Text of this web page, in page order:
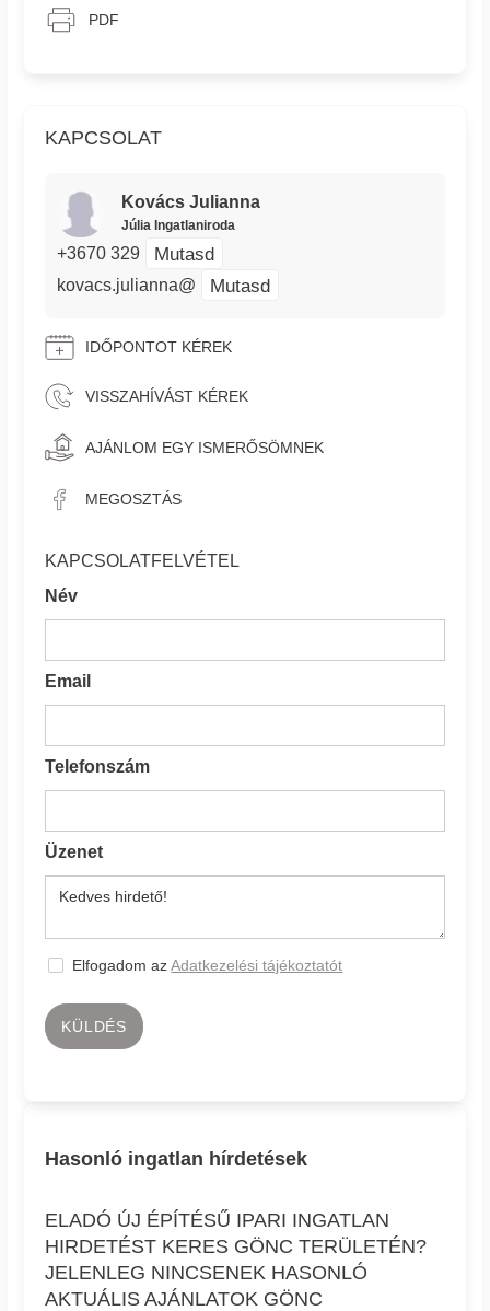
KAPCSOLAT
Kovács Julianna
Júlia Ingatlaniroda
+3670 329 Mutasd
kovacs.julianna@ Mutasd
IDŐPONTOT KÉREK
VISSZAHÍVÁST KÉREK
AJÁNLOM EGY ISMERŐSÖMNEK
MEGOSZTÁS
KAPCSOLATFELVÉTEL
Név
Email
Telefonszám
Üzenet
Elfogadom azAdatkezelési tájékoztatót
KÜLDÉS
PDF
Hasonló ingatlan hírdetések
ELADÓ ÚJ ÉPÍTÉSŰ IPARI INGATLAN
HIRDETÉST KERES GÖNC TERÜLETÉN?
JELENLEG NINCSENEK HASONLÓ
AKTUÁLIS AJÁNLATOK GÖNC